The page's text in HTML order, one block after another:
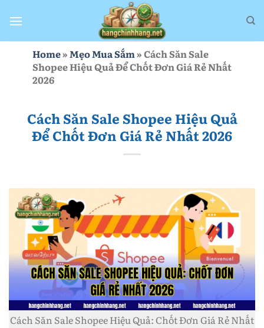
qua
Home»Mẹo Mua Sắm»Cách Săn Sale
Shopee Hiệu Quả Để Chốt Đơn Giá Rẻ Nhất
2026
Cách Săn Sale Shopee Hiệu Quả
Để Chốt Đơn Giá Rẻ Nhất 2026
Cách Săn Sale Shopee Hiệu Quả: Chốt Đơn Giá Rẻ Nhất